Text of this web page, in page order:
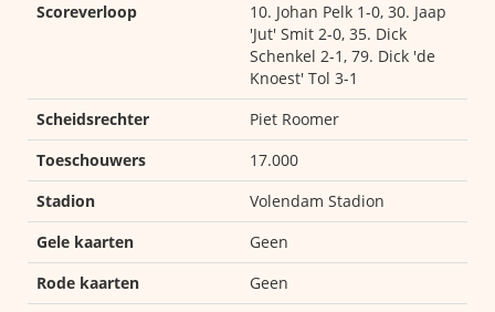
Scoreverloop
10. Johan Pelk 1-0, 30. Jaap
'Jut' Smit 2-0, 35. Dick
Schenkel 2-1, 79. Dick 'de
Knoest' Tol 3-1
Scheidsrechter
Piet Roomer
Toeschouwers
17.000
Stadion
Volendam Stadion
Gele kaarten
Geen
Rode kaarten
Geen